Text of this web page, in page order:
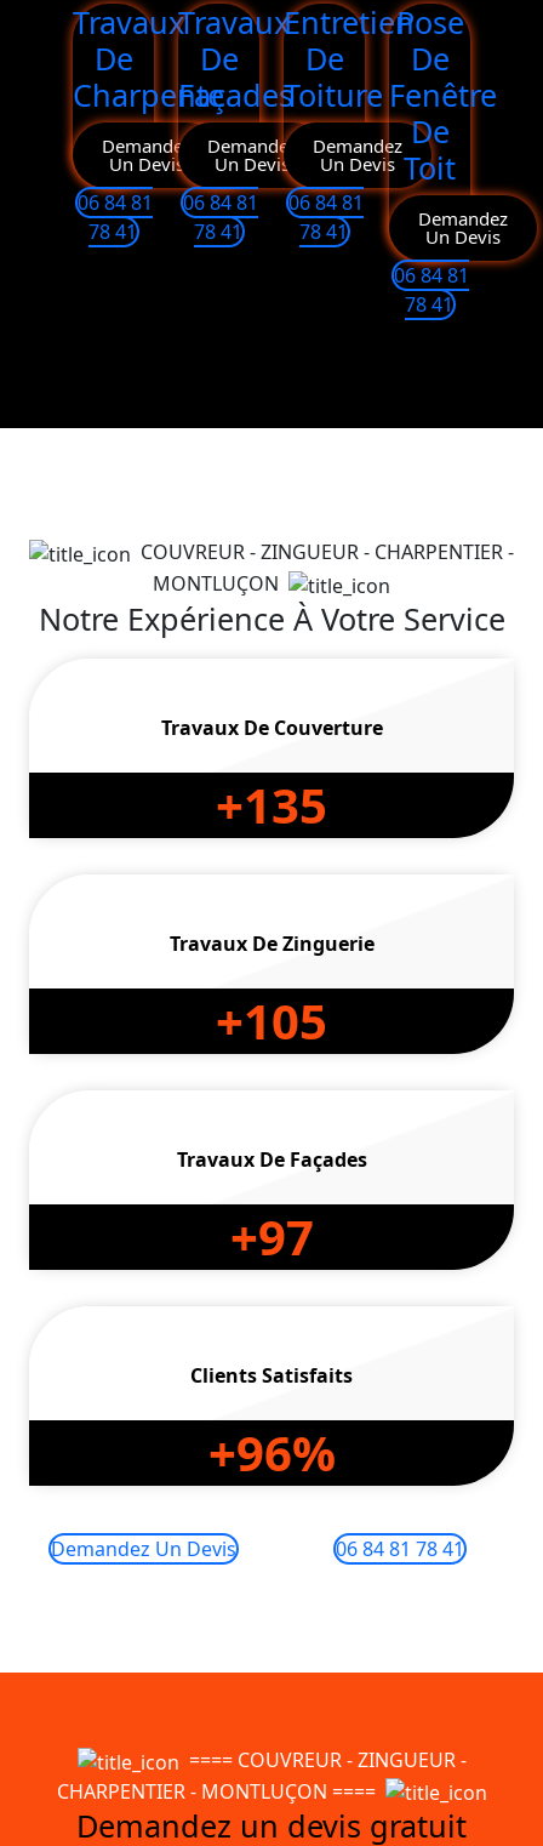
Travaux
De
Charpente
Demandez
Un Devis
06 84 81
78 41
Travaux
De
Façades
Demandez
Un Devis
06 84 81
78 41
Entretien
De
Toiture
Demandez
Un Devis
06 84 81
78 41
Pose
De
Fenêtre
De
Toit
Demandez
Un Devis
06 84 81
78 41
COUVREUR - ZINGUEUR - CHARPENTIER -
MONTLUÇON
Notre Expérience À Votre Service
Travaux De Couverture
+135
Travaux De Zinguerie
+105
Travaux De Façades
+97
Clients Satisfaits
+96%
Demandez Un Devis 06 84 81 78 41
==== COUVREUR - ZINGUEUR -
CHARPENTIER - MONTLUÇON ====
Demandez un devis gratuit